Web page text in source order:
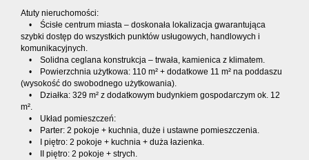
Atuty nieruchomości:
• Ścisłe centrum miasta – doskonała lokalizacja gwarantująca
szybki dostęp do wszystkich punktów usługowych, handlowych i
komunikacyjnych.
• Solidna ceglana konstrukcja – trwała, kamienica z klimatem.
• Powierzchnia użytkowa: 110 m² + dodatkowe 11 m² na poddaszu
(wysokość do swobodnego użytkowania).
• Działka: 329 m² z dodatkowym budynkiem gospodarczym ok. 12
m².
• Układ pomieszczeń:
• Parter: 2 pokoje + kuchnia, duże i ustawne pomieszczenia.
• I piętro: 2 pokoje + kuchnia + duża łazienka.
• II piętro: 2 pokoje + strych.